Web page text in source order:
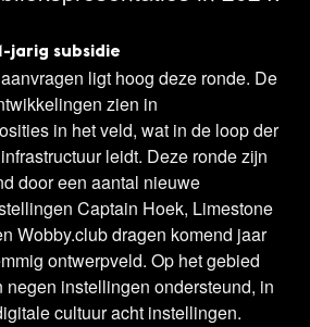
jarig subsidie
ligt hoog deze ronde. De
zien in
in het veld, wat in de loop der
leidt. Deze ronde zijn
door een aantal nieuwe
Captain Hoek, Limestone
Wobby.club dragen komend jaar
ontwerpveld. Op het gebied
negen instellingen ondersteund, in
cultuur acht instellingen.